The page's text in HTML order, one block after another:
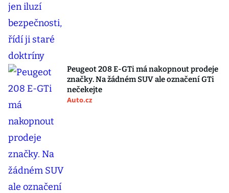
Peugeot 208 E-GTi má nakopnout prodeje
značky. Na žádném SUV ale označení GTi
nečekejte
Auto.cz